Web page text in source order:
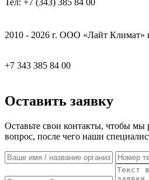
2010 - 2026 г. ООО «Лайт Климат»
+7 343 385 84 00
Оставить заявку
Оставьте свои контакты, чтобы мы
вопрос, после чего наши